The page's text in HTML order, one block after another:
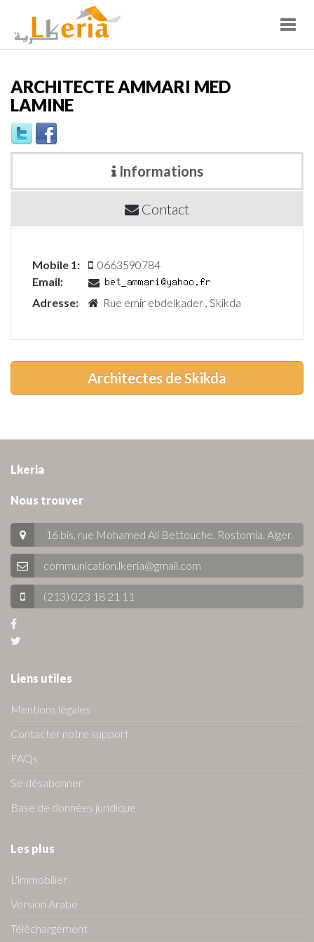
ARCHITECTE AMMARI MED
LAMINE
Informations
Contact
Mobile 1:
0663590784
Email:
Adresse:
Rue emir ebdelkader , Skikda
Architectes de Skikda
Lkeria
Nous trouver
16 bis, rue Mohamed Ali Bettouche, Rostomia. Alger.
communication.lkeria@gmail.com
(213) 023 18 21 11
Liens utiles
Mentions légales
Contacter notre support
FAQs
Se désabonner
Base de données juridique
Les plus
L'immobilier
Version Arabe
Téléchargement